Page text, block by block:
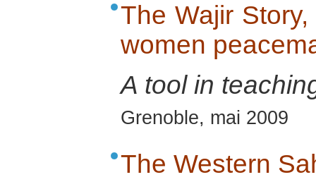
The Wajir
women
A tool in
Grenoble, mai 2009
The Western